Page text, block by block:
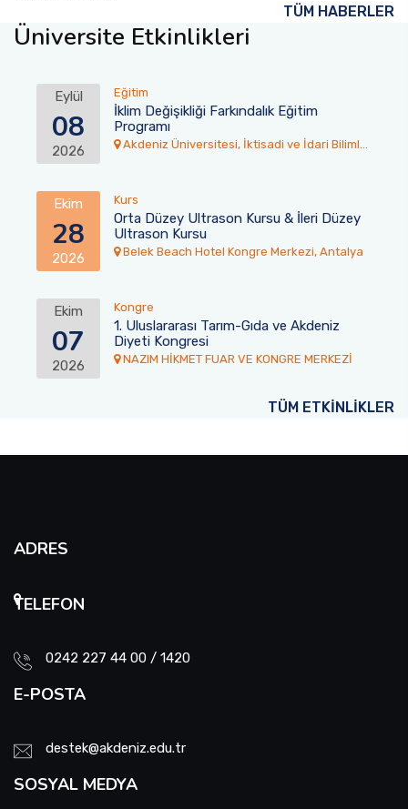
TÜM HABERLER
Üniversite Etkinlikleri
Eylül
08
2026
Eğitim
İklim Değişikliği Farkındalık Eğitim
Programı
Akdeniz Üniversitesi, İktisadi ve İdari Bilimler
Ekim
28
2026
Kurs
Orta Düzey Ultrason Kursu & İleri Düzey
Ultrason Kursu
Belek Beach Hotel Kongre Merkezi, Antalya
Ekim
07
2026
Kongre
1. Uluslararası Tarım-Gıda ve Akdeniz
Diyeti Kongresi
NAZIM HİKMET FUAR VE KONGRE MERKEZİ
TÜM ETKİNLİKLER
ADRES
TELEFON
0242 227 44 00 / 1420
E-POSTA
destek@akdeniz.edu.tr
SOSYAL MEDYA